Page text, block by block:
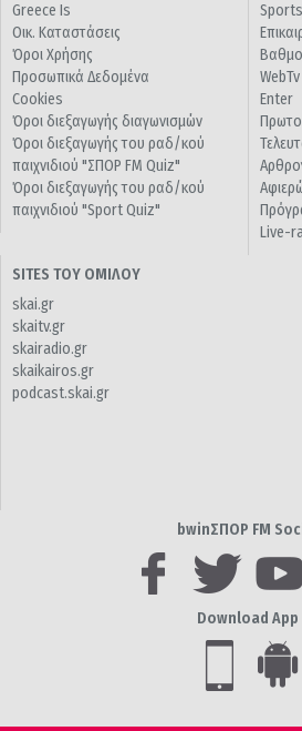
Greece Is
Οικ. Καταστάσεις
Όροι Χρήσης
Προσωπικά Δεδομένα
Cookies
Όροι διεξαγωγής διαγωνισμών
Όροι διεξαγωγής του ραδ/κού
παιχνιδιού "ΣΠΟΡ FM Quiz"
Όροι διεξαγωγής του ραδ/κού
παιχνιδιού "Sport Quiz"
Sports
WebTv
Enter
Live-
SITES ΤΟΥ ΟΜΙΛΟΥ
skai.gr
skaitv.gr
skairadio.gr
skaikairos.gr
podcast.skai.gr
bwinΣΠΟΡ FM
Download App